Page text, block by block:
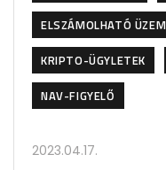
ELSZÁMOLHATÓ
KRIPTO-ÜGYLETEK
NAV-FIGYELŐ
2023.04.17.